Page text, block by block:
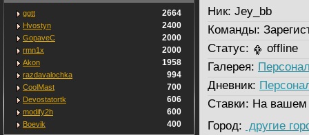
ggtt 2664
Hvostyn 2400
GopaveC 2000
rmn1x 2000
Akon 1958
razdavalochka 994
CoolMast 700
Devostatortk 606
modify2h 600
Boevik 400
Ник: Jey_bb
Команды:
Статус:
offline
Галерея:
Дневник:
Ставки: На вашем
Город: другие